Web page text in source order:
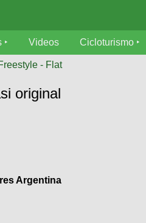
Videos Cicloturismo
- Flat
original
Argentina